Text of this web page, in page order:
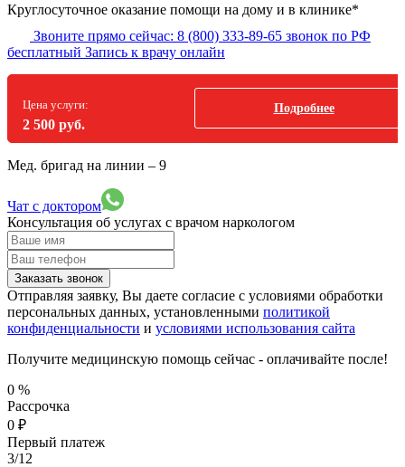
Круглосуточное оказание помощи на дому и в клинике*
Звоните прямо сейчас: 8 (800) 333-89-65 звонок по РФ
бесплатный Запись к врачу онлайн
Цена услуги:
2 500 руб.
Подробнее
Мед. бригад на линии – 9
Чат с доктором
Консультация об услугах с врачом наркологом
Заказать звонок
Отправляя заявку, Вы даете согласие с условиями обработки
персональных данных, установленными политикой
конфиденциальности и условиями использования сайта
Получите медицинскую помощь сейчас - оплачивайте после!
0 %
Рассрочка
0 ₽
Первый платеж
3/12